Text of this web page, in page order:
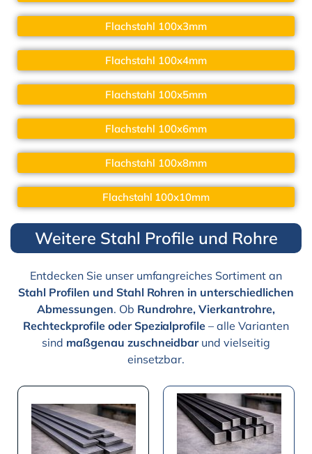
Flachstahl 100x3mm
Flachstahl 100x4mm
Flachstahl 100x5mm
Flachstahl 100x6mm
Flachstahl 100x8mm
Flachstahl 100x10mm
Weitere Stahl Profile und Rohre
Entdecken Sie unser umfangreiches Sortiment an
Stahl Profilen und Stahl Rohren in unterschiedlichen
Abmessungen. Ob Rundrohre, Vierkantrohre,
Rechteckprofile oder Spezialprofile – alle Varianten
sind maßgenau zuschneidbarund vielseitig
einsetzbar.